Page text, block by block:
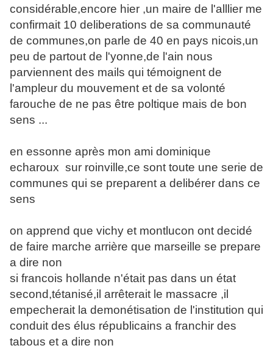
considérable,encore hier ,un maire de l'alllier me
confirmait 10 deliberations de sa communauté
de communes,on parle de 40 en pays nicois,un
peu de partout de l'yonne,de l'ain nous
parviennent des mails qui témoignent de
l'ampleur du mouvement et de sa volonté
farouche de ne pas être poltique mais de bon
sens ...
en essonne après mon ami dominique
echaroux sur roinville,ce sont toute une serie de
communes qui se preparent a delibérer dans ce
sens
on apprend que vichy et montlucon ont decidé
de faire marche arrière que marseille se prepare
a dire non
si francois hollande n'était pas dans un état
second,tétanisé,il arrêterait le massacre ,il
empecherait la demonétisation de l'institution qui
conduit des élus républicains a franchir des
tabous et a dire non